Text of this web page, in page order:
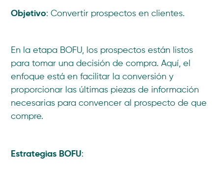
Objetivo: Convertir prospectos en clientes.
En la etapa BOFU, los prospectos están listos
para tomar una decisión de compra. Aquí, el
enfoque está en facilitar la conversión y
proporcionar las últimas piezas de información
necesarias para convencer al prospecto de que
compre.
Estrategias BOFU: